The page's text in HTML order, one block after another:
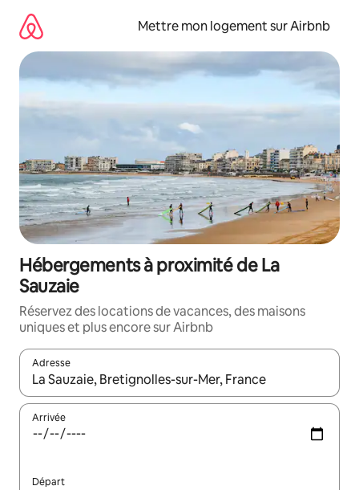
directement
contenu
Mettre mon logement sur Airbnb
Hébergements à proximité de La
Sauzaie
Réservez des locations de vacances, des maisons
uniques et plus encore sur Airbnb
Adresse
Lorsque les résultats s'affichent, utilisez les flèches vers le
Arrivée
Départ